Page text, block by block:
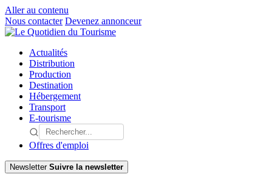
Aller au contenu
Nous contacter Devenez annonceur
Actualités
Distribution
Production
Destination
Hébergement
Transport
E-tourisme
Offres d'emploi
Newsletter Suivre la newsletter